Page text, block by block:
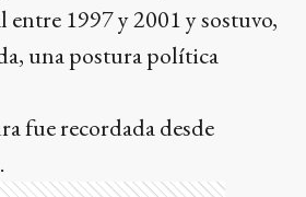
1997 y 2001 y sostuvo,
una postura política
fue recordada desde